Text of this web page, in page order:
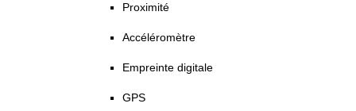
Proximité
Accéléromètre
Empreinte digitale
GPS